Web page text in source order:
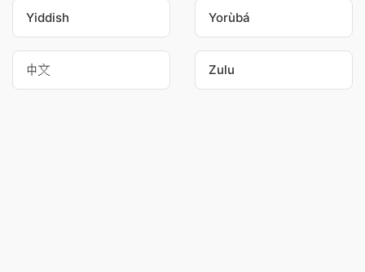
Yiddish Yorùbá
中文 Zulu